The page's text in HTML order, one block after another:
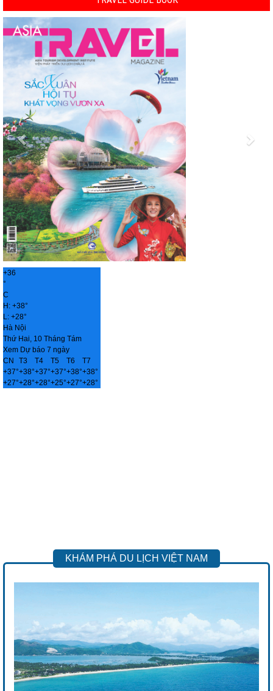
Previous
+36
°
C
H: +38°
L: +28°
Hà Nội
Thứ Hai, 10 Tháng Tám
Xem Dự báo 7 ngày
CN
T3 T4 T5 T6
T7
+37°+38°+37°+37°+38°+38°
+27°+28°+28°+25°+27°+28°
KHÁM PHÁ DU LỊCH VIỆT NAM